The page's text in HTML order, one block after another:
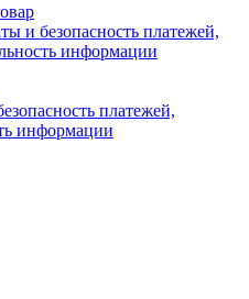
и безопасность платежей,
информации
платежей,
информации